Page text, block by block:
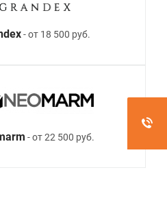
- от 18 500 руб.
- от 22 500 руб.